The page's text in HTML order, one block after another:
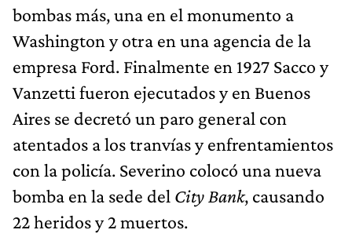
bombas más, una en el monumento a
Washington y otra en una agencia de la
empresa Ford. Finalmente en 1927 Sacco y
Vanzetti fueron ejecutados y en Buenos
Aires se decretó un paro general con
atentados a los tranvías y enfrentamientos
con la policía. Severino colocó una nueva
bomba en la sede del City Bank, causando
22 heridos y 2 muertos.